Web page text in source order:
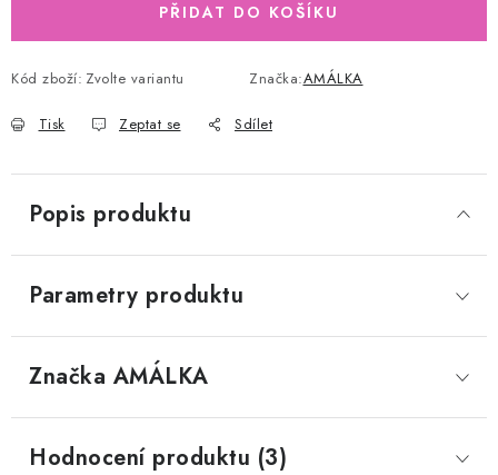
PŘIDAT DO KOŠÍKU
Kód zboží: Zvolte variantu Značka:AMÁLKA
Tisk Zeptat se Sdílet
Popis produktu
Parametry produktu
Značka AMÁLKA
Hodnocení produktu (3)